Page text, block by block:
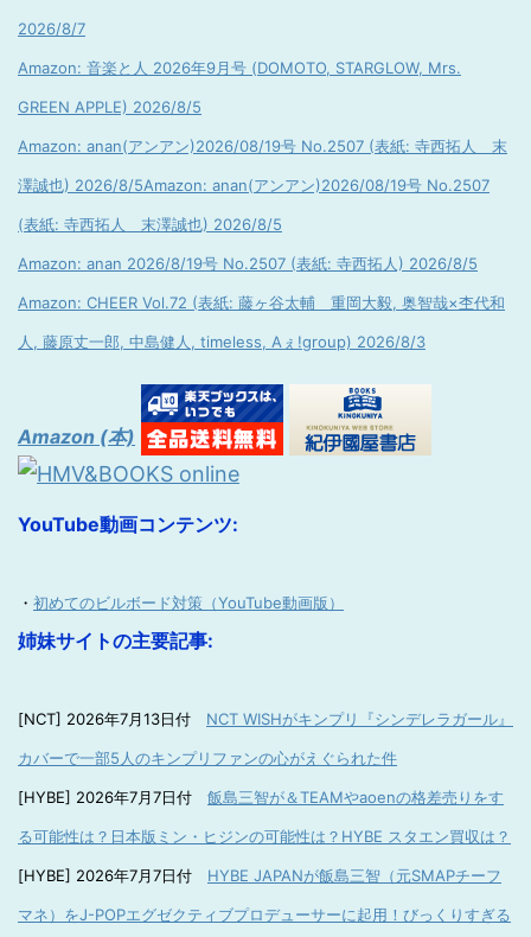
2026/8/7
Amazon: 音楽と人 2026年9月号 (DOMOTO, STARGLOW, Mrs.
GREEN APPLE) 2026/8/5
Amazon: anan(アンアン)2026/08/19号 No.2507 (表紙: 寺西拓人 末
澤誠也) 2026/8/5Amazon: anan(アンアン)2026/08/19号 No.2507
(表紙: 寺西拓人 末澤誠也) 2026/8/5
Amazon: anan 2026/8/19号 No.2507 (表紙: 寺西拓人) 2026/8/5
Amazon: CHEER Vol.72 (表紙: 藤ヶ谷太輔 重岡大毅, 奥智哉×杢代和
人, 藤原丈一郎, 中島健人, timeless, Aぇ!group) 2026/8/3
Amazon (本)
YouTube動画コンテンツ:
・ 初めてのビルボード対策（YouTube動画版）
姉妹サイトの主要記事:
[NCT] 2026年7月13日付 NCT WISHがキンプリ『シンデレラガール』
カバーで一部5人のキンプリファンの心がえぐられた件
[HYBE] 2026年7月7日付 飯島三智が＆TEAMやaoenの格差売りをす
る可能性は？日本版ミン・ヒジンの可能性は？HYBE スタエン買収は？
[HYBE] 2026年7月7日付 HYBE JAPANが飯島三智（元SMAPチーフ
マネ）をJ-POPエグゼクティブプロデューサーに起用！びっくりすぎる